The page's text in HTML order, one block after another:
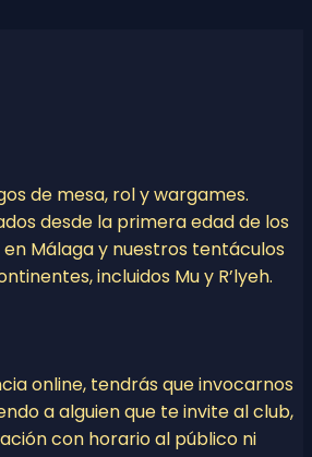
de mesa, rol y wargames.
desde la primera edad de los
Málaga y nuestros tentáculos
incluidos Mu y R’lyeh.
online, tendrás que invocarnos
a alguien que te invite al club,
con horario al público ni